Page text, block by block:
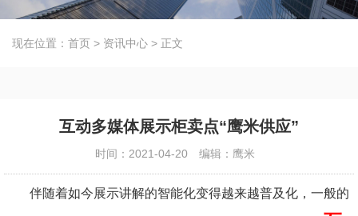
现在位置： 首页 > 资讯中心 > 正文
互动多媒体展示柜卖点“鹰米供应”
时间：2021-04-20 编辑：鹰米
伴随着如今展示讲解的智能化变得越来越普及化，一般的